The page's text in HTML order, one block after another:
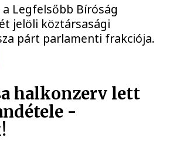
Legfelsőbb Bíróság
jelöli köztársasági
párt parlamenti frakciója.
halkonzerv lett
-